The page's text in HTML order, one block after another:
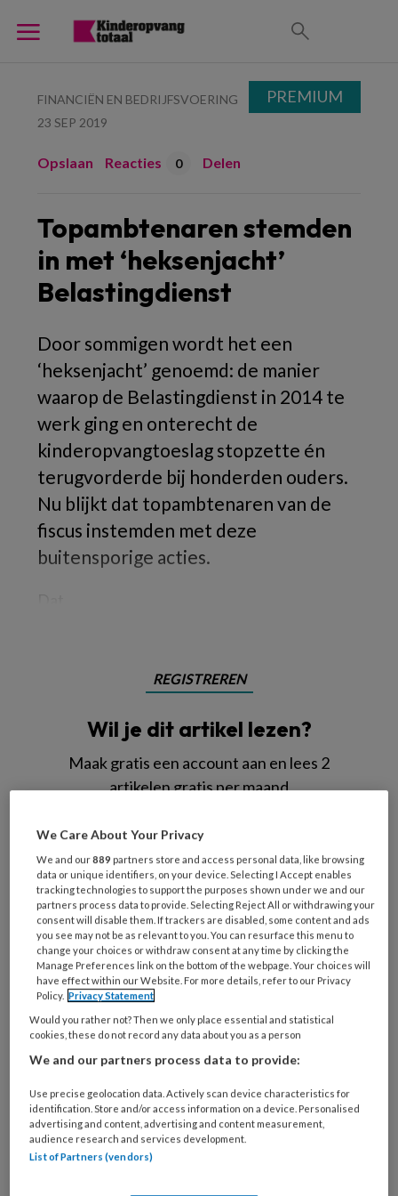
FINANCIËN EN BEDRIJFSVOERING
23 SEP 2019
Opslaan Reacties 0 Delen
Topambtenaren stemden
in met ‘heksenjacht’
Belastingdienst
Door sommigen wordt het een
‘heksenjacht’ genoemd: de manier
waarop de Belastingdienst in 2014 te
werk ging en onterecht de
kinderopvangtoeslag stopzette én
terugvorderde bij honderden ouders.
Nu blijkt dat topambtenaren van de
fiscus instemden met deze
buitensporige acties.
REGISTREREN
Wil je dit artikel lezen?
Maak gratis een account aan en lees 2
artikelen gratis per maand
Al een account of abonnement?
Wat
is
je
e-
mailadres?
* *
Kies
je
wachtwoord*
Kies
je
functie *
Bij
welke
organisatie
werk
Untitled
PREMIUM
We Care About Your Privacy
We and our889 partners store and access personal data, like browsing
data or unique identifiers, on your device. Selecting I Accept enables
tracking technologies to support the purposes shown under we and our
partners process data to provide. Selecting Reject All or withdrawing your
consent will disable them. If trackers are disabled, some content and ads
you see may not be as relevant to you. You can resurface this menu to
change your choices or withdraw consent at any time by clicking the
Manage Preferences link on the bottom of the webpage. Your choices will
have effect within our Website. For more details, refer to our Privacy
Policy. Privacy Statement
Would you rather not? Then we only place essential and statistical
cookies, these do not record any data about you as a person
We and our partners process data to provide:
Use precise geolocation data. Actively scan device characteristics for
identification. Store and/or access information on a device. Personalised
advertising and content, advertising and content measurement,
audience research and services development.
List of Partners (vendors)